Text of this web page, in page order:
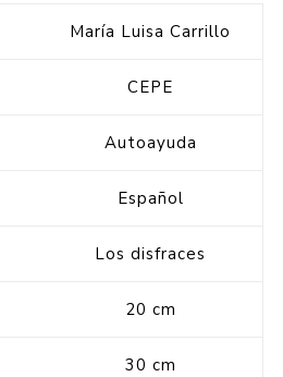
María Luisa Carrillo
CEPE
Autoayuda
Español
Los disfraces
20 cm
30 cm